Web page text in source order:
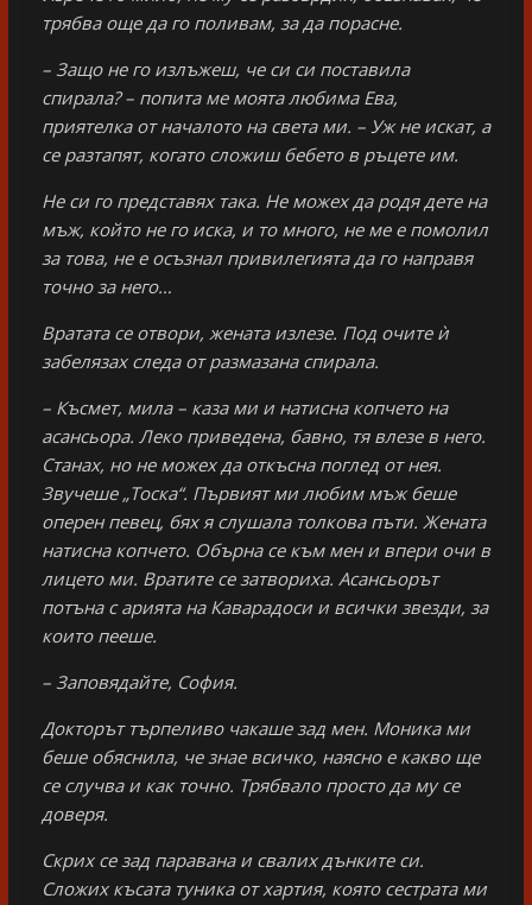
трябва още да го поливам, за да порасне.
– Защо не го излъжеш, че си си поставила
спирала? – попита ме моята любима Ева,
приятелка от началото на света ми. – Уж не искат, а
се разтапят, когато сложиш бебето в ръцете им.
Не си го представях така. Не можех да родя дете на
мъж, който не го иска, и то много, не ме е помолил
за това, не е осъзнал привилегията да го направя
точно за него…
Вратата се отвори, жената излезе. Под очите ѝ
забелязах следа от размазана спирала.
– Късмет, мила – каза ми и натисна копчето на
асансьора. Леко приведена, бавно, тя влезе в него.
Станах, но не можех да откъсна поглед от нея.
Звучеше „Тоска“. Първият ми любим мъж беше
оперен певец, бях я слушала толкова пъти. Жената
натисна копчето. Обърна се към мен и впери очи в
лицето ми. Вратите се затвориха. Асансьорът
потъна с арията на Каварадоси и всички звезди, за
които пееше.
– Заповядайте, София.
Докторът търпеливо чакаше зад мен. Моника ми
беше обяснила, че знае всичко, наясно е какво ще
се случва и как точно. Трябвало просто да му се
доверя.
Скрих се зад паравана и свалих дънките си.
Сложих късата туника от хартия, която сестрата ми